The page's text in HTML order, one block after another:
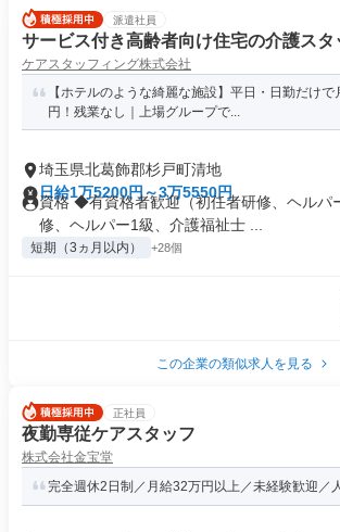
派遣社員
サービス付き高齢者向け住宅の介護スタ
ケアスタッフィング株式会社
【ホテルのような綺麗な施設】平日・日勤だけ
円！残業なし｜上場グループで...
埼玉県北葛飾郡杉戸町清地
日給1万5200円～3万5550円
資格 ◆有資格者歓迎（初任者研修、ヘルパ
修、ヘルパー1級、介護福祉士 ...
短期（3ヵ月以内） +28個
この企業の類似求人を見る
正社員
夜勤専従ケアスタッフ
株式会社金宝堂
完全週休2日制／月給32万円以上／未経験歓迎／